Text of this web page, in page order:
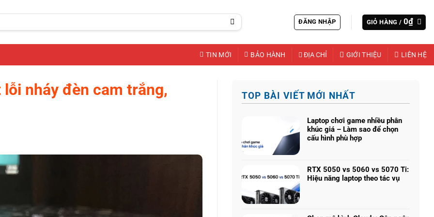
ĐĂNG NHẬP GIỎ HÀNG / 0₫
TIN MỚI BẢO HÀNH ĐỊA CHỈ GIỚI THIỆU LIÊN HỆ
nháy đèn cam trắng,
TOP BÀI VIẾT MỚI NHẤT
Laptop chơi game nhiều phân
khúc giá – Làm sao để chọn
cấu hình phù hợp
bình
luận
ở
RTX 5050 vs 5060 vs 5070 Ti:
Hiệu năng laptop theo tác vụ